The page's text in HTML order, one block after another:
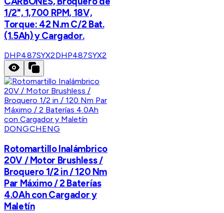
1/2", 1,700 RPM, 18V,
Torque: 42 N.m C/2 Bat.
(1.5Ah) y Cargador.
DHP487SYX2DHP487SYX2
DONGCHENG
Rotomartillo Inalámbrico
20V / Motor Brushless /
Broquero 1/2 in / 120 Nm
Par Máximo / 2 Baterías
4.0Ah con Cargador y
Maletín